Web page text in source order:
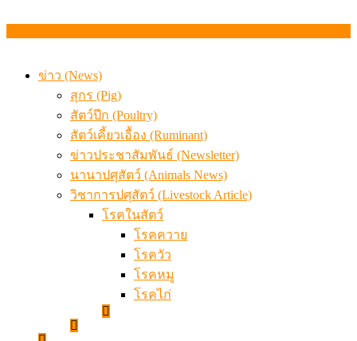
ข่าว (News)
สุกร (Pig)
สัตว์ปีก (Poultry)
สัตว์เคี้ยวเอื้อง (Ruminant)
ข่าวประชาสัมพันธ์ (Newsletter)
นานาปศุสัตว์ (Animals News)
วิชาการปศุสัตว์ (Livestock Article)
โรคในสัตว์
โรคควาย
โรควัว
โรคหมู
โรคไก่